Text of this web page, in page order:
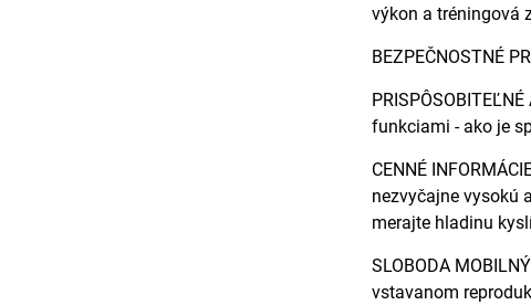
výkon a tréningová
BEZPEČNOSTNÉ
funkciami - ako je
CENNÉ
nezvyčajne vysokú
merajte hladinu
SLOBODA
vstavanom